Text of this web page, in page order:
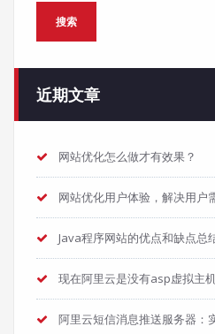
搜索
近期文章
网站优化怎么做才有效果？
网站优化用户体验，解决用户
Java程序网站的优点和缺点总
现在阿里云是没有asp虚拟主
阿里云短信消息推送服务器：